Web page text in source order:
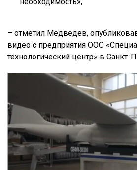
– отметил Медведев,
видео с предприятия ООО
технологический центр» в Санкт-